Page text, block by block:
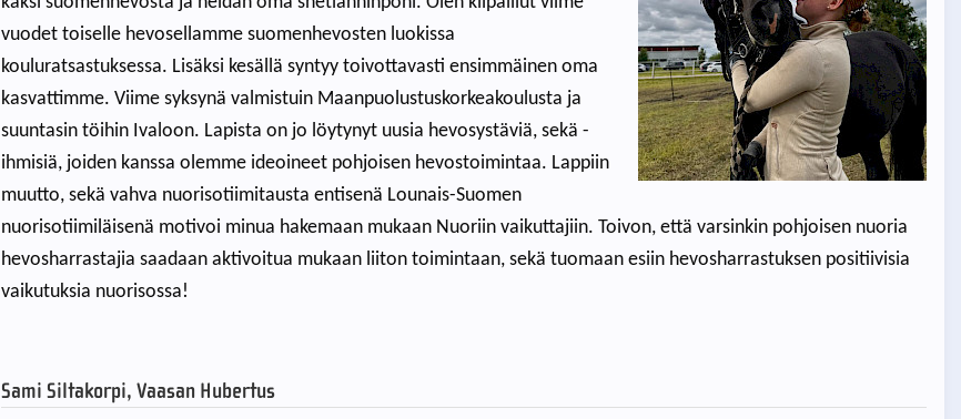
vuodet toiselle hevosellamme suomenhevosten luokissa
kouluratsastuksessa. Lisäksi kesällä syntyy toivottavasti ensimmäinen oma
kasvattimme. Viime syksynä valmistuin Maanpuolustuskorkeakoulusta ja
suuntasin töihin Ivaloon. Lapista on jo löytynyt uusia hevosystäviä, sekä -
ihmisiä, joiden kanssa olemme ideoineet pohjoisen hevostoimintaa. Lappiin
muutto, sekä vahva nuorisotiimitausta entisenä Lounais-Suomen
nuorisotiimiläisenä motivoi minua hakemaan mukaan Nuoriin vaikuttajiin. Toivon, että varsinkin pohjoisen nuoria
hevosharrastajia saadaan aktivoitua mukaan liiton toimintaan, sekä tuomaan esiin hevosharrastuksen positiivisia
vaikutuksia nuorisossa!
Sami Siltakorpi, Vaasan Hubertus